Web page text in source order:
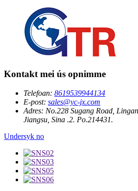
Kontakt mei ús opnimme
Telefoan: 8619539944134
E-post: sales@yc-jx.com
Adres: No.228 Sugang Road,
Jiangsu, Sina .2. Po.214431.
Undersyk no